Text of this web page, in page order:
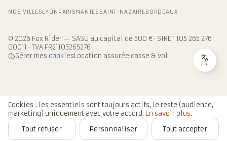
NOS VILLESLYON PARIS NANTES SAINT-NAZAIREBORDEAUX
© 2026 Fox Rider — SASU au capital de 500 € · SIRET 105 265 276
00011 · TVA FR21105265276
Gérer mes cookies Location assurée casse & vol
Accueil
FR
Cookies : les essentiels sont toujours actifs, le reste (audience,
marketing) uniquement avec votre accord. En savoir plus.
Tout refuser Personnaliser Tout accepter